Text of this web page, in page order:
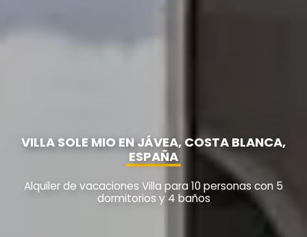
VILLA SOLE MIO EN JÁVEA, COSTA BLANCA,
ESPAÑA
Alquiler de vacaciones Villa para 10 personas con 5
dormitorios y 4 baños